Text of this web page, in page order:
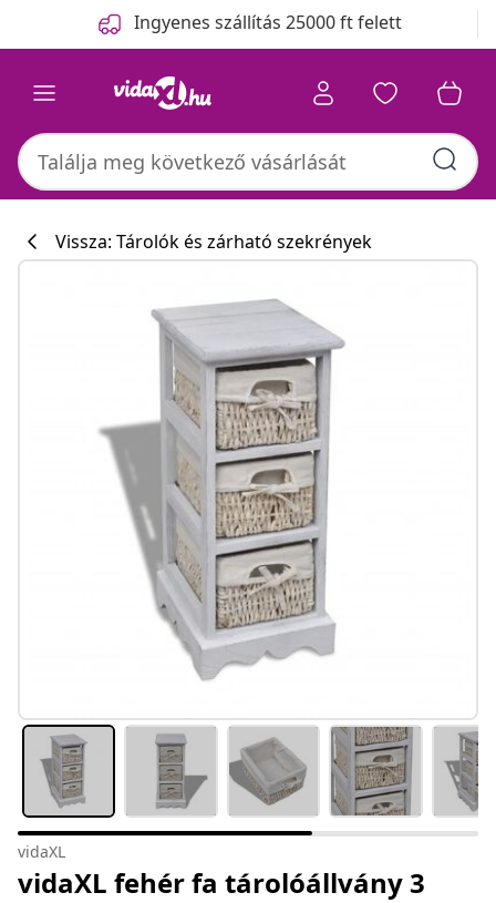
Ingyenes szállítás 25000 ft felett
Vissza: Tárolók és zárható szekrények
vidaXL
vidaXL fehér fa tárolóállvány 3